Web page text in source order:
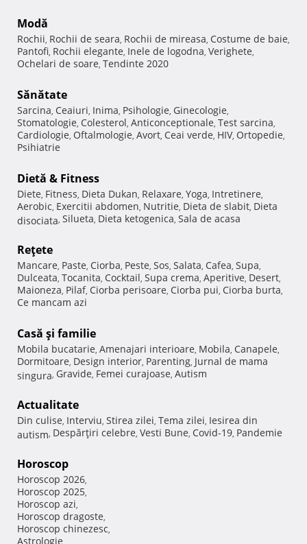
Modă
Rochii, Rochii de seara, Rochii de mireasa, Costume de baie,
Pantofi, Rochii elegante, Inele de logodna, Verighete,
Ochelari de soare, Tendinte 2020
Sănătate
Sarcina, Ceaiuri, Inima, Psihologie, Ginecologie,
Stomatologie, Colesterol, Anticonceptionale, Test sarcina,
Cardiologie, Oftalmologie, Avort, Ceai verde, HIV, Ortopedie,
Psihiatrie
Dietă & Fitness
Diete, Fitness, Dieta Dukan, Relaxare, Yoga, Intretinere,
Aerobic, Exercitii abdomen, Nutritie, Dieta de slabit, Dieta
disociata, Silueta, Dieta ketogenica, Sala de acasa
Reţete
Mancare, Paste, Ciorba, Peste, Sos, Salata, Cafea, Supa,
Dulceata, Tocanita, Cocktail, Supa crema, Aperitive, Desert,
Maioneza, Pilaf, Ciorba perisoare, Ciorba pui, Ciorba burta,
Ce mancam azi
Casă şi familie
Mobila bucatarie, Amenajari interioare, Mobila, Canapele,
Dormitoare, Design interior, Parenting, Jurnal de mama
singura, Gravide, Femei curajoase, Autism
Actualitate
Din culise, Interviu, Stirea zilei, Tema zilei, Iesirea din
autism, Despărţiri celebre, Vesti Bune, Covid-19, Pandemie
Horoscop
Horoscop 2026,
Horoscop 2025,
Horoscop azi,
Horoscop dragoste,
Horoscop chinezesc,
Astrologie